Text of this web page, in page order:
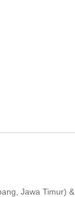
Jawa Timur) &